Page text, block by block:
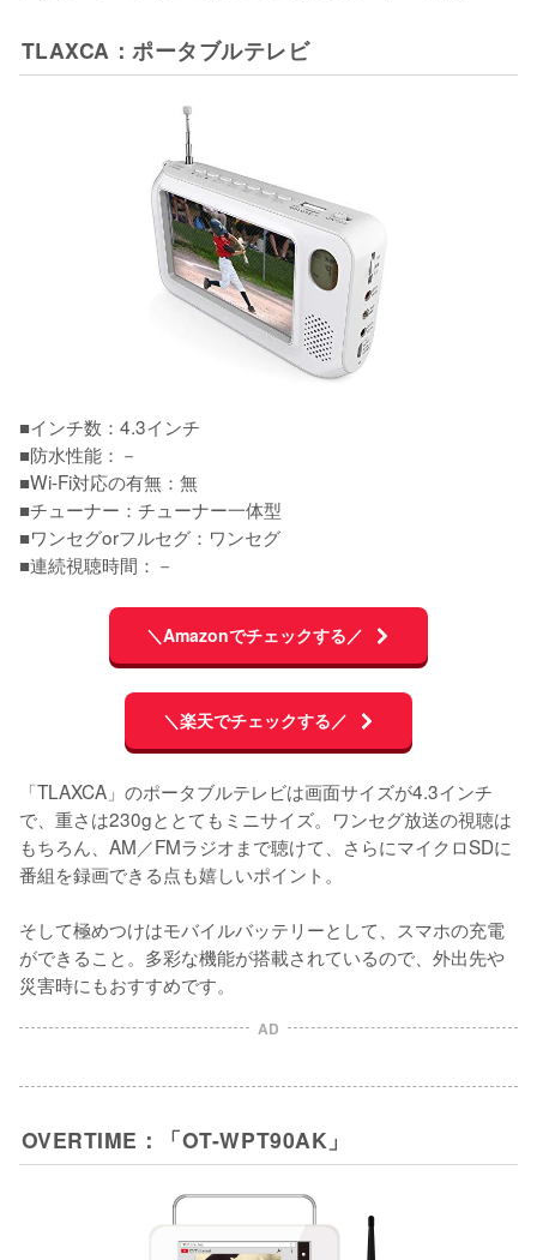
TLAXCA：ポータブルテレビ
■インチ数：4.3インチ
■防水性能：－
■Wi-Fi対応の有無：無
■チューナー：チューナー一体型
■ワンセグorフルセグ：ワンセグ
■連続視聴時間：－
＼Amazonでチェックする／
＼楽天でチェックする／
「TLAXCA」のポータブルテレビは画面サイズが4.3インチ
で、重さは230gととてもミニサイズ。ワンセグ放送の視聴は
もちろん、AM／FMラジオまで聴けて、さらにマイクロSDに
番組を録画できる点も嬉しいポイント。
そして極めつけはモバイルバッテリーとして、スマホの充電
ができること。多彩な機能が搭載されているので、外出先や
災害時にもおすすめです。
AD
OVERTIME：「OT-WPT90AK」